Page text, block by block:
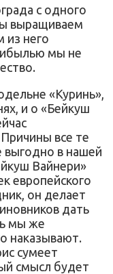
с одного
выращиваем
из него
мы не
«Куринь»,
и о «Бейкуш
все те
выгодно в нашей
Вайнери»
европейского
он делает
дать
мы же
наказывают.
сумеет
смысл будет